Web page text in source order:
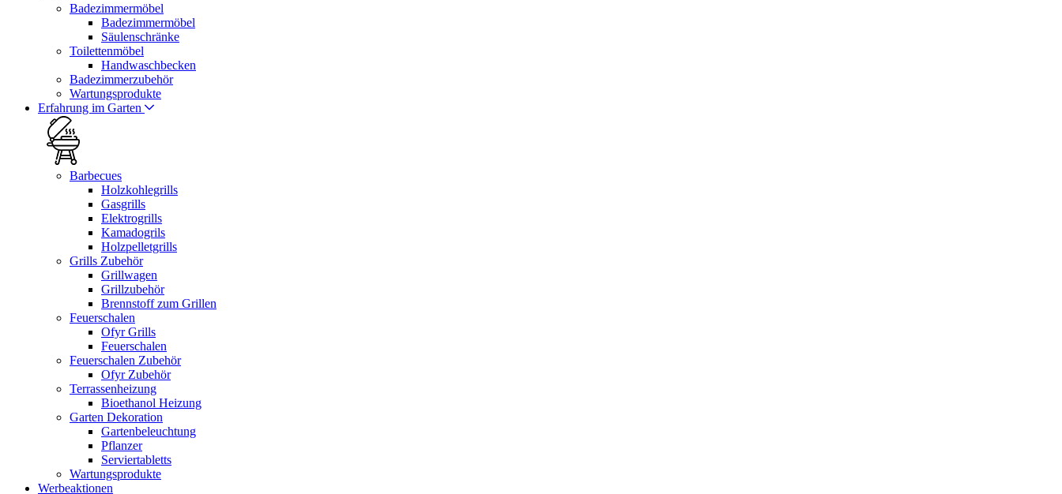
Badezimmermöbel
Badezimmermöbel
Säulenschränke
Toilettenmöbel
Handwaschbecken
Badezimmerzubehör
Wartungsprodukte
Erfahrung im Garten
Barbecues
Holzkohlegrills
Gasgrills
Elektrogrills
Kamadogrils
Holzpelletgrills
Grills Zubehör
Grillwagen
Grillzubehör
Brennstoff zum Grillen
Feuerschalen
Ofyr Grills
Feuerschalen
Feuerschalen Zubehör
Ofyr Zubehör
Terrassenheizung
Bioethanol Heizung
Garten Dekoration
Gartenbeleuchtung
Pflanzer
Serviertabletts
Wartungsprodukte
Werbeaktionen